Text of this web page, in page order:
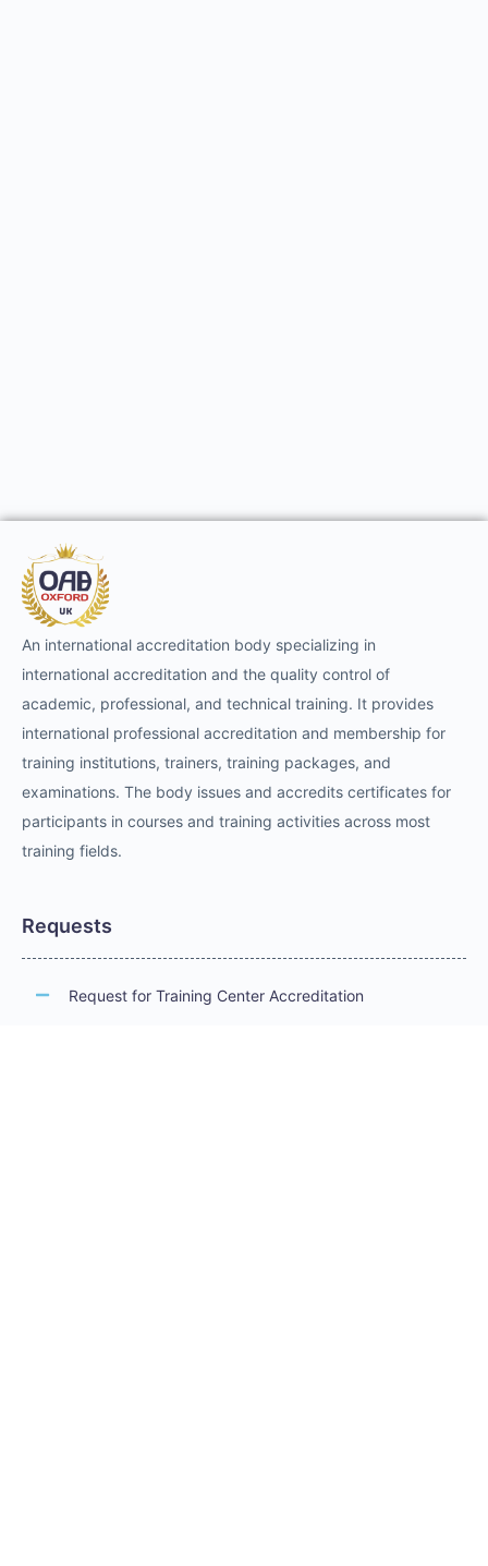
An international accreditation body specializing in
international accreditation and the quality control of
academic, professional, and technical training. It provides
international professional accreditation and membership for
training institutions, trainers, training packages, and
examinations. The body issues and accredits certificates for
participants in courses and training activities across most
training fields.
Requests
Request for Training Center Accreditation